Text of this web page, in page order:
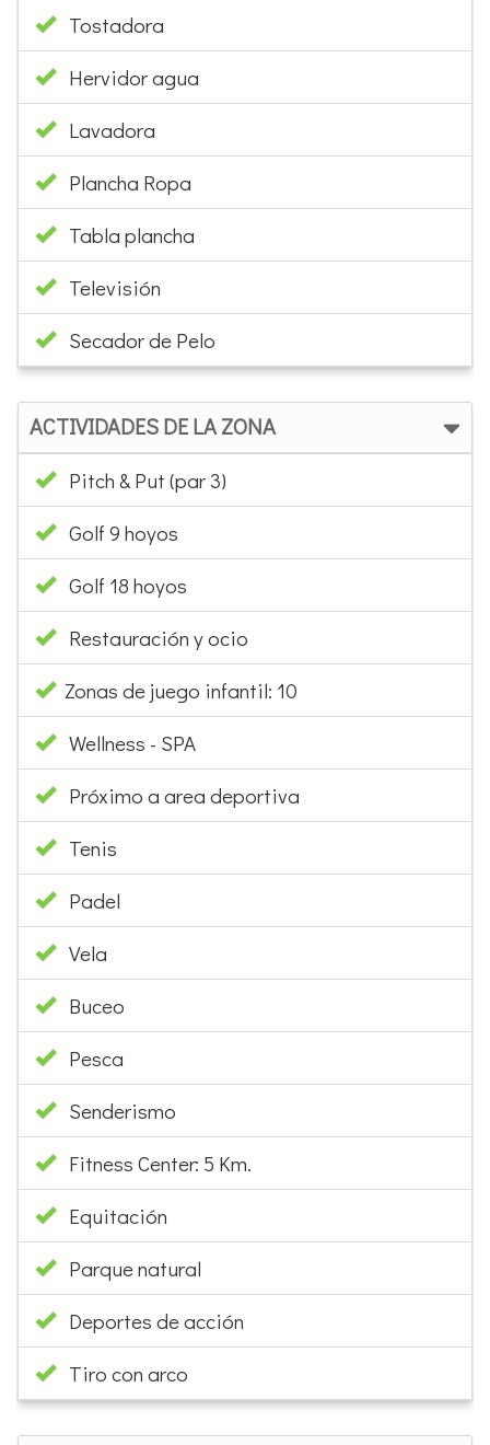
Lavadora
Plancha Ropa
Tabla plancha
Televisión
Secador de Pelo
ACTIVIDADES DE LA ZONA
Golf 9 hoyos
Golf 18 hoyos
Restauración y ocio
Zonas de juego infantil: 10
Wellness - SPA
Próximo a area deportiva
Tenis
Padel
Vela
Buceo
Pesca
Senderismo
Fitness Center: 5 Km.
Equitación
Parque natural
Deportes de acción
Tiro con arco
SERVICIOS EN LA ZONA/DISTANCIA